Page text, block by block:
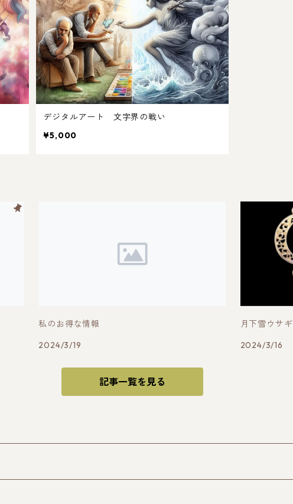
デジタルアート 文字界の戦い
¥5,000
私のお得な情報
2024/3/19
月下雪ウサギ
2024/3/16
記事一覧を見る